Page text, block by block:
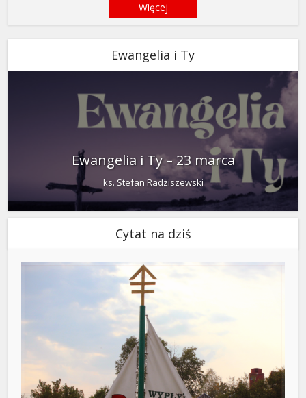
Więcej
Ewangelia i Ty
Ewangelia i Ty – 23 marca
ks. Stefan Radziszewski
Cytat na dziś